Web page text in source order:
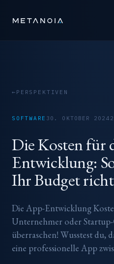
← PERSPEKTIVEN
SOFTWARE 30. OKTOBER 2024
Die Kosten für
Entwicklung:
Ihr Budget
Die App-Entwicklung
Unternehmer oder
überraschen! Wusstest du,
eine professionelle App